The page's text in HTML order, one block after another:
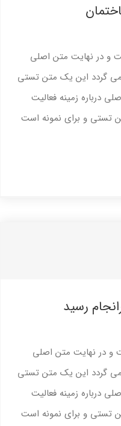
و در نهایت متن اصلی
می گردد این یک متن تستی
درباره زمینه فعالیت
تستی و برای نمونه است
رسید
و در نهایت متن اصلی
می گردد این یک متن تستی
درباره زمینه فعالیت
تستی و برای نمونه است